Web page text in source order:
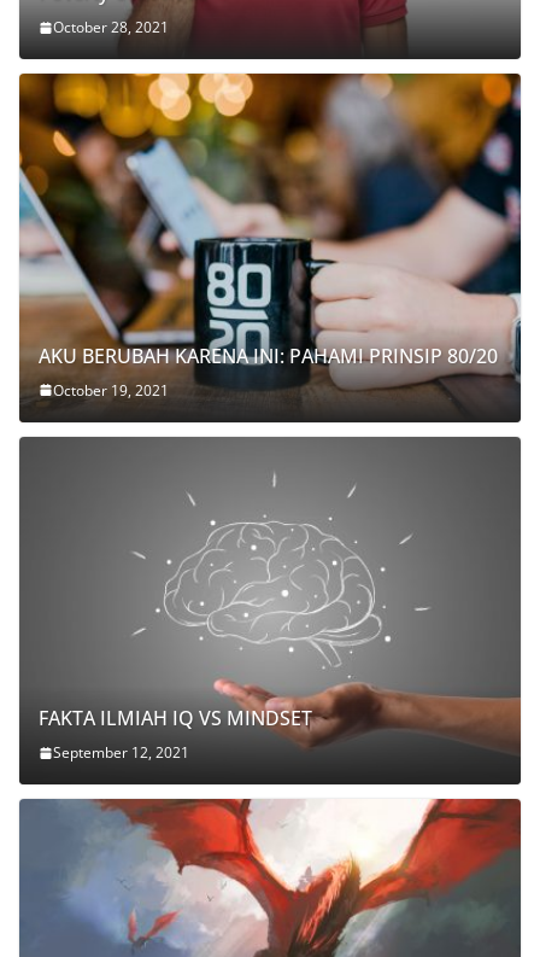
October 28, 2021
AKU BERUBAH KARENA INI: PAHAMI PRINSIP 80/20
October 19, 2021
FAKTA ILMIAH IQ VS MINDSET
September 12, 2021